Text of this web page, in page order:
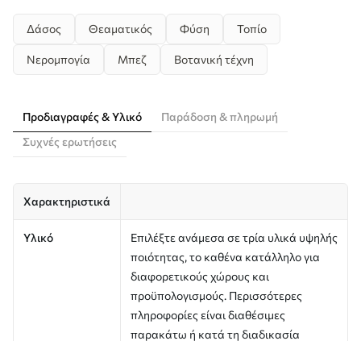
Δάσος Θεαματικός Φύση Τοπίο
Νερομπογία Μπεζ Βοτανική τέχνη
Προδιαγραφές & Υλικό
Παράδοση & πληρωμή
Συχνές ερωτήσεις
Χαρακτηριστικά
Υλικό
Επιλέξτε ανάμεσα σε τρία υλικά υψηλής
ποιότητας, το καθένα κατάλληλο για
διαφορετικούς χώρους και
προϋπολογισμούς. Περισσότερες
πληροφορίες είναι διαθέσιμες
παρακάτω ή κατά τη διαδικασία